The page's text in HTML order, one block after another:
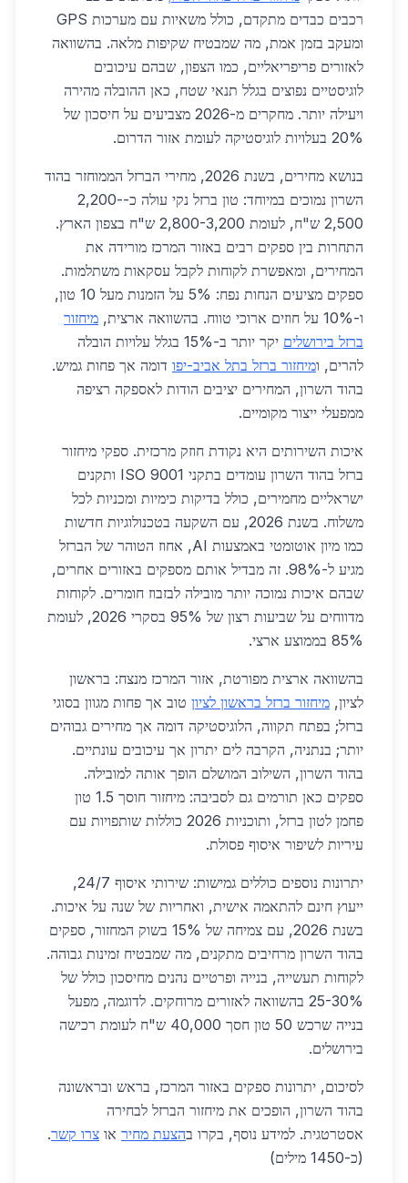
רכבים כבדים מתקדם, כולל משאיות עם מערכות GPS
ומעקב בזמן אמת, מה שמבטיח שקיפות מלאה. בהשוואה
לאזורים פריפריאליים, כמו הצפון, שבהם עיכובים
לוגיסטיים נפוצים בגלל תנאי שטח, כאן ההובלה מהירה
ויעילה יותר. מחקרים מ-2026 מצביעים על חיסכון של
20% בעלויות לוגיסטיקה לעומת אזור הדרום.
בנושא מחירים, בשנת 2026, מחירי הברזל הממוחזר בהוד
השרון נמוכים במיוחד: טון ברזל נקי עולה כ-2,200-
2,500 ש"ח, לעומת 2,800-3,200 ש"ח בצפון הארץ.
התחרות בין ספקים רבים באזור המרכז מורידה את
המחירים, ומאפשרת לקוחות לקבל עסקאות משתלמות.
ספקים מציעים הנחות נפח: 5% על הזמנות מעל 10 טון,
ו-10% על חוזים ארוכי טווח. בהשוואה ארצית,
מיחזור
ברזל בירושלים
יקר יותר ב-15% בגלל עלויות הובלה
להרים, ומיחזור ברזל בתל אביב-יפו דומה אך פחות גמיש.
בהוד השרון, המחירים יציבים הודות לאספקה רציפה
ממפעלי ייצור מקומיים.
איכות השירותים היא נקודת חוזק מרכזית. ספקי מיחזור
ברזל בהוד השרון עומדים בתקני ISO 9001 ותקנים
ישראליים מחמירים, כולל בדיקות כימיות ומכניות לכל
משלוח. בשנת 2026, עם השקעה בטכנולוגיות חדשות
כמו מיון אוטומטי באמצעות AI, אחוז הטוהר של הברזל
מגיע ל-98%. זה מבדיל אותם מספקים באזורים אחרים,
שבהם איכות נמוכה יותר מובילה לבזבוז חומרים. לקוחות
מדווחים על שביעות רצון של 95% בסקרי 2026, לעומת
85% בממוצע ארצי.
בהשוואה ארצית מפורטת, אזור המרכז מנצח: בראשון
לציון, מיחזור ברזל בראשון לציון טוב אך פחות מגוון בסוגי
ברזל; בפתח תקווה, הלוגיסטיקה דומה אך מחירים גבוהים
יותר; בנתניה, הקרבה לים יתרון אך עיכובים עונתיים.
בהוד השרון, השילוב המושלם הופך אותה למובילה.
ספקים כאן תורמים גם לסביבה: מיחזור חוסך 1.5 טון
פחמן לטון ברזל, ותוכניות 2026 כוללות שותפויות עם
עיריות לשיפור איסוף פסולת.
יתרונות נוספים כוללים גמישות: שירותי איסוף 24/7,
ייעוץ חינם להתאמה אישית, ואחריות של שנה על איכות.
בשנת 2026, עם צמיחה של 15% בשוק המחזור, ספקים
בהוד השרון מרחיבים מתקנים, מה שמבטיח זמינות גבוהה.
לקוחות תעשייה, בנייה ופרטיים נהנים מחיסכון כולל של
25-30% בהשוואה לאזורים מרוחקים. לדוגמה, מפעל
בנייה שרכש 50 טון חסך 40,000 ש"ח לעומת רכישה
בירושלים.
לסיכום, יתרונות ספקים באזור המרכז, בראש ובראשונה
בהוד השרון, הופכים את מיחזור הברזל לבחירה
אסטרטגית. למידע נוסף, בקרו בהצעת מחיר או צרו קשר.
(כ-1450 מילים)